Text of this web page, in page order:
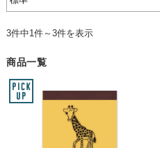
3件中1件～3件を表示
商品一覧